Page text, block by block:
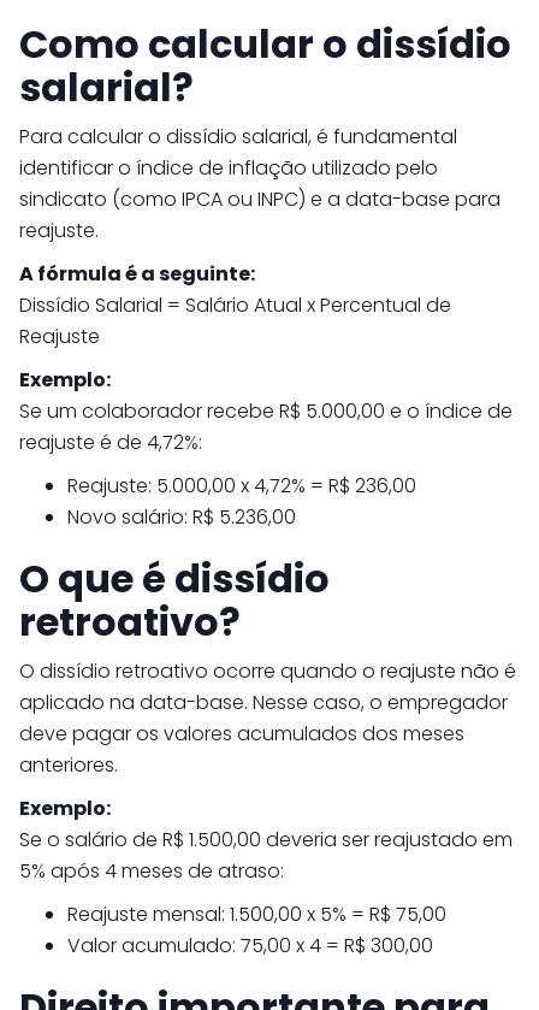
Como calcular o dissídio
salarial?
Para calcular o dissídio salarial, é fundamental
identificar o índice de inflação utilizado pelo
sindicato (como IPCA ou INPC) e a data-base para
reajuste.
A fórmula é a seguinte:
Dissídio Salarial = Salário Atual x Percentual de
Reajuste
Exemplo:
Se um colaborador recebe R$ 5.000,00 e o índice de
reajuste é de 4,72%:
Reajuste: 5.000,00 x 4,72% = R$ 236,00
Novo salário: R$ 5.236,00
O que é dissídio
retroativo?
O dissídio retroativo ocorre quando o reajuste não é
aplicado na data-base. Nesse caso, o empregador
deve pagar os valores acumulados dos meses
anteriores.
Exemplo:
Se o salário de R$ 1.500,00 deveria ser reajustado em
5% após 4 meses de atraso:
Reajuste mensal: 1.500,00 x 5% = R$ 75,00
Valor acumulado: 75,00 x 4 = R$ 300,00